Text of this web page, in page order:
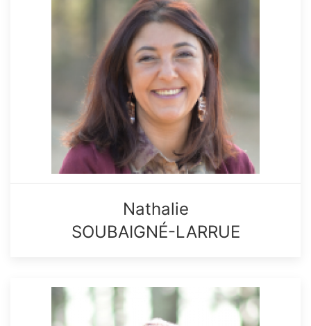
Nathalie
SOUBAIGNÉ-LARRUE